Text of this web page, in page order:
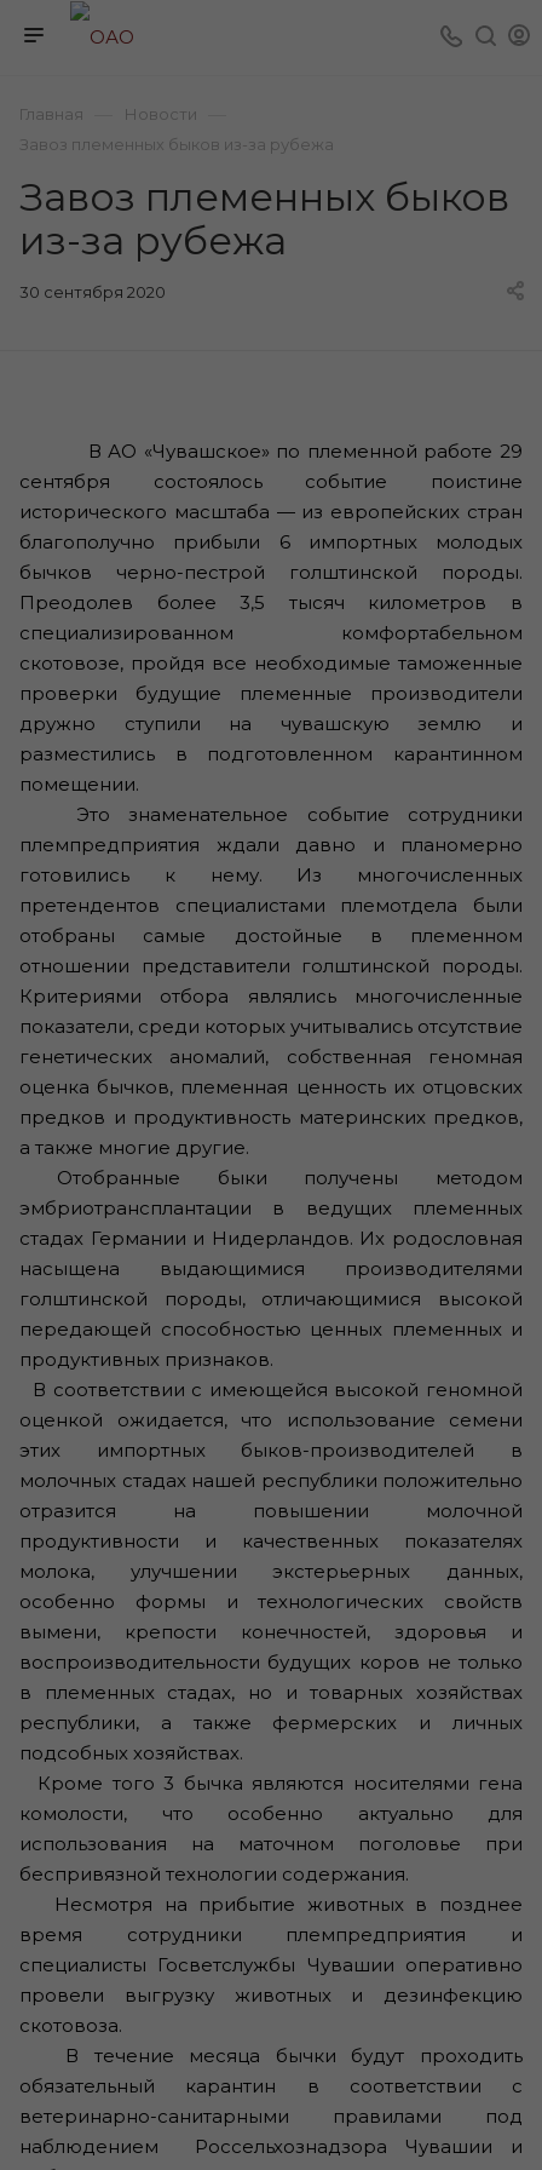
Главная Новости
Завоз племенных быков из-за рубежа
Завоз племенных быков
из-за рубежа
30 сентября 2020
В АО «Чувашское» по племенной работе 29
сентября состоялось событие поистине
исторического масштаба — из европейских стран
благополучно прибыли 6 импортных молодых
бычков черно-пестрой голштинской породы.
Преодолев более 3,5 тысяч километров в
специализированном комфортабельном
скотовозе, пройдя все необходимые таможенные
проверки будущие племенные производители
дружно ступили на чувашскую землю и
разместились в подготовленном карантинном
помещении.
Это знаменательное событие сотрудники
племпредприятия ждали давно и планомерно
готовились к нему. Из многочисленных
претендентов специалистами племотдела были
отобраны самые достойные в племенном
отношении представители голштинской породы.
Критериями отбора являлись многочисленные
показатели, среди которых учитывались отсутствие
генетических аномалий, собственная геномная
оценка бычков, племенная ценность их отцовских
предков и продуктивность материнских предков,
а также многие другие.
Отобранные быки получены методом
эмбриотрансплантации в ведущих племенных
стадах Германии и Нидерландов. Их родословная
насыщена выдающимися производителями
голштинской породы, отличающимися высокой
передающей способностью ценных племенных и
продуктивных признаков.
В соответствии с имеющейся высокой геномной
оценкой ожидается, что использование семени
этих импортных быков-производителей в
молочных стадах нашей республики положительно
отразится на повышении молочной
продуктивности и качественных показателях
молока, улучшении экстерьерных данных,
особенно формы и технологических свойств
вымени, крепости конечностей, здоровья и
воспроизводительности будущих коров не только
в племенных стадах, но и товарных хозяйствах
республики, а также фермерских и личных
подсобных хозяйствах.
Кроме того 3 бычка являются носителями гена
комолости, что особенно актуально для
использования на маточном поголовье при
беспривязной технологии содержания.
Несмотря на прибытие животных в позднее
время сотрудники племпредприятия и
специалисты Госветслужбы Чувашии оперативно
провели выгрузку животных и дезинфекцию
скотовоза.
В течение месяца бычки будут проходить
обязательный карантин в соответствии с
ветеринарно-санитарными правилами под
наблюдением Россельхознадзора Чувашии и